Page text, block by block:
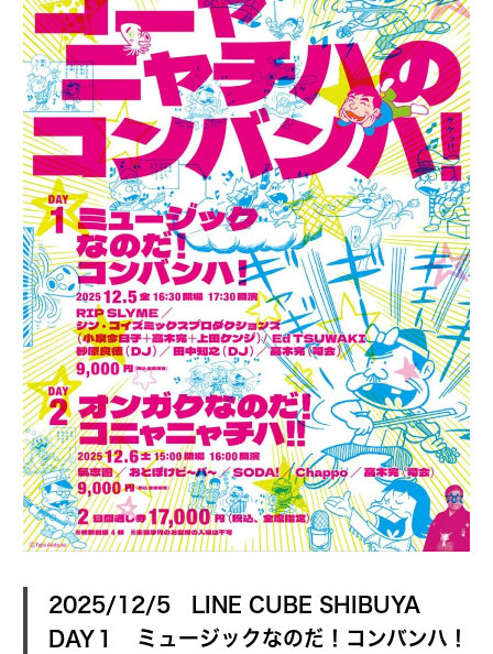
2025/12/5 LINE CUBE SHIBUYA
DAY１ ミュージックなのだ！コンバンハ！